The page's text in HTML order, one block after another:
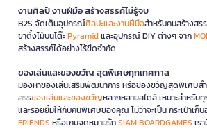
งานศิลป์ งานฝีมือ สร้างสรรค์ไม่รู้จบ
B2S จัดเต็มอุปกรณ์ศิลปะและงานฝีมือสำหรับคนสร้างสร
ขาตั้งไม้บนโต๊ะPyramidและอุปกรณ์ DIY ต่างๆ จาก
สร้างสรรค์ได้อย่างไร้ขีดจำกัด
ของเล่นและของขวัญ สุดพิเศษทุกเทศกาล
มองหาของเล่นเสริมพัฒนาการ หรือของขวัญสุดพิเศษสำ
สรรของเล่นและของขวัญหลากหลายสไตล์ เหมาะสำหรับ
และรอยยิ้มให้กับคนพิเศษของคุณ ไม่ว่าจะเป็น กระเป๋าเ
FRIENDS หรือเกมจดหมายรักSIAM BOARDGAMES เร